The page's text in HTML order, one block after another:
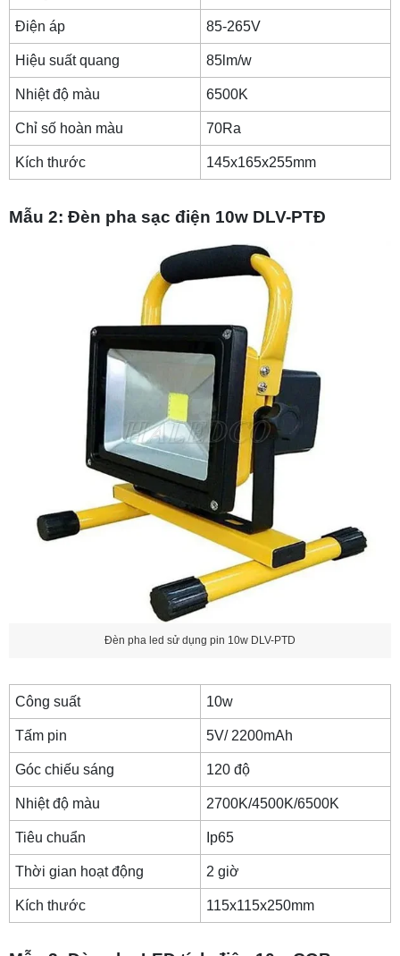
Điện áp 85-265V
Hiệu suất quang 85lm/w
Nhiệt độ màu 6500K
Chỉ số hoàn màu 70Ra
Kích thước 145x165x255mm
Mẫu 2: Đèn pha sạc điện 10w DLV-PTĐ
Đèn pha led sử dụng pin 10w DLV-PTD
Công suất 10w
Tấm pin 5V/ 2200mAh
Góc chiếu sáng 120 độ
Nhiệt độ màu 2700K/4500K/6500K
Tiêu chuẩn Ip65
Thời gian hoạt động 2 giờ
Kích thước 115x115x250mm